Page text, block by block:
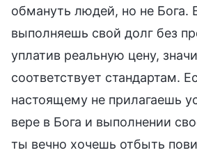
обмануть людей, но не Бога.
выполняешь свой долг без
уплатив реальную цену,
соответствует стандартам.
настоящему не прилагаешь
вере в Бога и выполнении
ты вечно хочешь отбыть